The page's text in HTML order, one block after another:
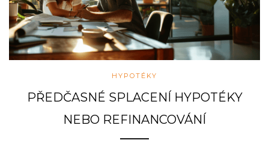
HYPOTÉKY
PŘEDČASNÉ SPLACENÍ HYPOTÉKY
NEBO REFINANCOVÁNÍ